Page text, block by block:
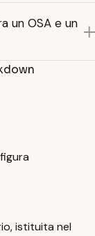
un OSA e un
istituita nel